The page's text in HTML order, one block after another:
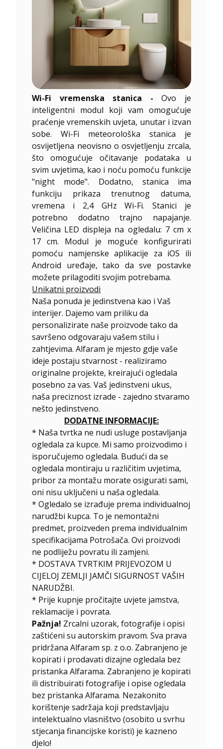
Wi-Fi vremenska stanica - Ovo je
inteligentni modul koji vam omogućuje
praćenje vremenskih uvjeta, unutar i izvan
sobe. Wi-Fi meteorološka stanica je
osvijetljena neovisno o osvjetljenju zrcala,
što omogućuje očitavanje podataka u
svim uvjetima, kao i noću pomoću funkcije
"night mode". Dodatno, stanica ima
funkciju prikaza trenutnog datuma,
vremena i 2,4 GHz Wi-Fi. Stanici je
potrebno dodatno trajno napajanje.
Veličina LED displeja na ogledalu: 7 cm x
17 cm. Modul je moguće konfigurirati
pomoću namjenske aplikacije za iOS ili
Android uređaje, tako da sve postavke
možete prilagoditi svojim potrebama.
Unikatni proizvodi
Naša ponuda je jedinstvena kao i Vaš
interijer. Dajemo vam priliku da
personalizirate naše proizvode tako da
savršeno odgovaraju vašem stilu i
zahtjevima. Alfaram je mjesto gdje vaše
ideje postaju stvarnost - realiziramo
originalne projekte, kreirajući ogledala
posebno za vas. Vaš jedinstveni ukus,
naša preciznost izrade - zajedno stvaramo
nešto jedinstveno.
DODATNE INFORMACIJE:
* Naša tvrtka ne nudi usluge postavljanja
ogledala za kupce. Mi samo proizvodimo i
isporučujemo ogledala. Budući da se
ogledala montiraju u različitim uvjetima,
pribor za montažu morate osigurati sami,
oni nisu uključeni u naša ogledala.
* Ogledalo se izrađuje prema individualnoj
narudžbi kupca. To je nemontažni
predmet, proizveden prema individualnim
specifikacijama Potrošača. Ovi proizvodi
ne podliježu povratu ili zamjeni.
* DOSTAVA TVRTKIM PRIJEVOZOM U
CIJELOJ ZEMLJI JAMČI SIGURNOST VAŠIH
NARUDŽBI.
* Prije kupnje pročitajte uvjete jamstva,
reklamacije i povrata.
Pažnja! Zrcalni uzorak, fotografije i opisi
zaštićeni su autorskim pravom. Sva prava
pridržana Alfaram sp. z o.o. Zabranjeno je
kopirati i prodavati dizajne ogledala bez
pristanka Alfarama. Zabranjeno je kopirati
ili distribuirati fotografije i opise ogledala
bez pristanka Alfarama. Nezakonito
korištenje sadržaja koji predstavljaju
intelektualno vlasništvo (osobito u svrhu
stjecanja financijske koristi) je kazneno
djelo!